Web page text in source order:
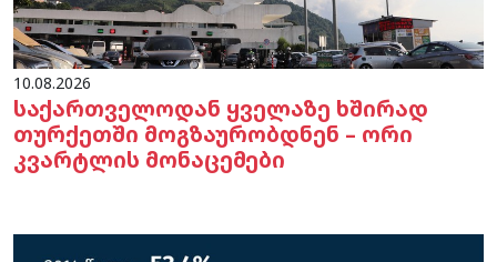
10.08.2026
საქართველოდან ყველაზე ხშირად
თურქეთში მოგზაურობდნენ – ორი
კვარტლის მონაცემები